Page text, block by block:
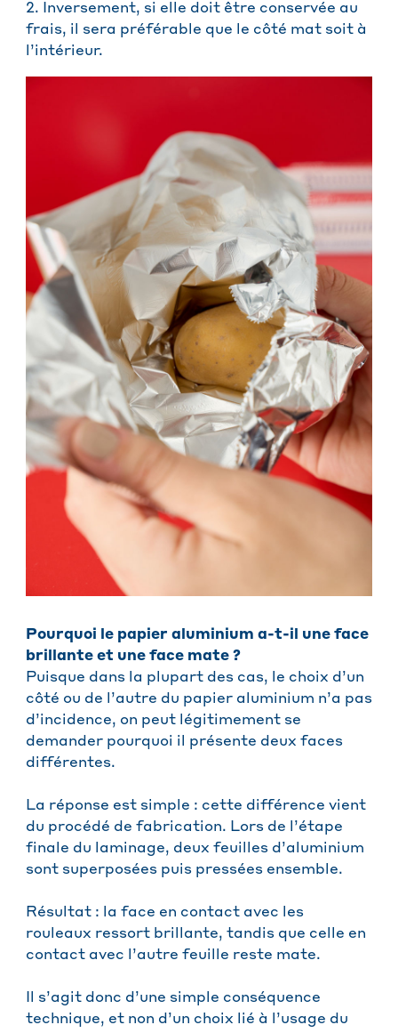
2. Inversement, si elle doit être conservée au
frais, il sera préférable que le côté mat soit à
l’intérieur.
Pourquoi le papier aluminium a-t-il une face
brillante et une face mate ?
Puisque dans la plupart des cas, le choix d’un
côté ou de l’autre du papier aluminium n’a pas
d’incidence, on peut légitimement se
demander pourquoi il présente deux faces
différentes.
La réponse est simple : cette différence vient
du procédé de fabrication. Lors de l’étape
finale du laminage, deux feuilles d’aluminium
sont superposées puis pressées ensemble.
Résultat : la face en contact avec les
rouleaux ressort brillante, tandis que celle en
contact avec l’autre feuille reste mate.
Il s’agit donc d’une simple conséquence
technique, et non d’un choix lié à l’usage du